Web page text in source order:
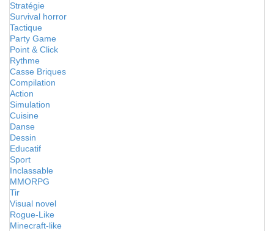
Stratégie
Survival horror
Tactique
Party Game
Point & Click
Rythme
Casse Briques
Compilation
Action
Simulation
Cuisine
Danse
Dessin
Educatif
Sport
Inclassable
MMORPG
Tir
Visual novel
Rogue-Like
Minecraft-like